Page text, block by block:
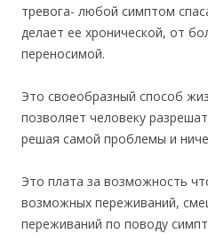
тревога- любой симптом
делает ее хронической, от
переносимой.
Это своеобразный способ
позволяет человеку
решая самой проблемы и
Это плата за возможность
возможных переживаний,
переживаний по поводу